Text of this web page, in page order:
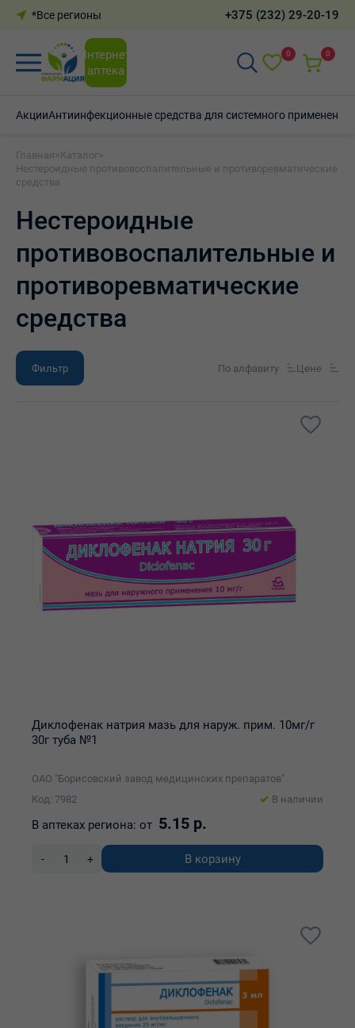
*Все регионы +375 (232) 29-20-19
Интернет-
аптека
0 0
АкцииАнтиинфекционные средства для системного применения
Главная >Каталог>
Нестероидные противовоспалительные и противоревматические
средства
Нестероидные
противовоспалительные и
противоревматические
средства
Фильтр По алфавиту Цене
Диклофенак натрия мазь для наруж. прим. 10мг/г
30г туба №1
ОАО "Борисовский завод медицинских препаратов"
Код: 7982
В наличии
В аптеках региона: от 5.15 р.
- + В корзину